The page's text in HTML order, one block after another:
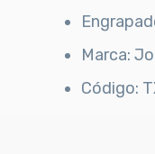
Marca:
Código: